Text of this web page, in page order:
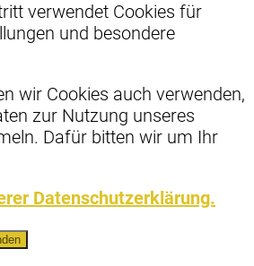
verwendet Cookies für
und besondere
wir Cookies auch verwenden,
zur Nutzung unseres
Dafür bitten wir um Ihr
Datenschutzerklärung.